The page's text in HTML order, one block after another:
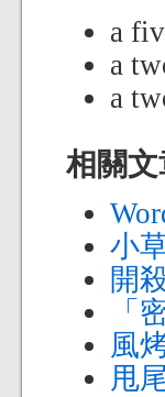
a
a
a
相關
小
開
「
風
甩